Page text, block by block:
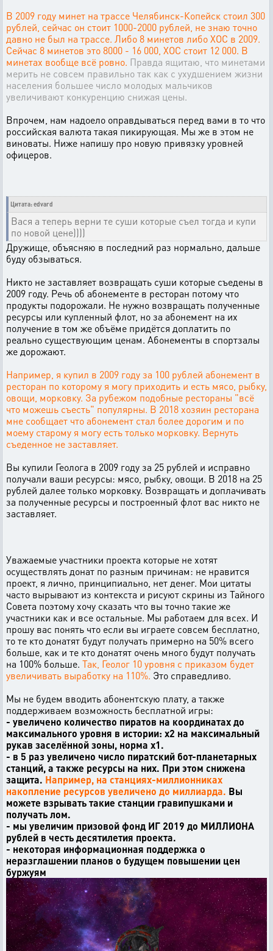
В 2009 году минет на трассе Челябинск-Копейск стоил 300
рублей, сейчас он стоит 1000-2000 рублей, не знаю точно
давно не был на трассе. Либо 8 минетов либо ХОС в 2009.
Сейчас 8 минетов это 8000 - 16 000, ХОС стоит 12 000. В
минетах вообще всё ровно. Правда ящитаю, что минетами
мерить не совсем правильно так как с ухудшением жизни
населения большее число молодых мальчиков
увеличивают конкуренцию снижая цены.
Впрочем, нам надоело оправдываться перед вами в то что
российская валюта такая пикирующая. Мы же в этом не
виноваты. Ниже напишу про новую привязку уровней
офицеров.
Цитата: edvard
Вася а теперь верни те суши которые съел тогда и купи
по новой цене))))
Дружище, объясняю в последний раз нормально, дальше
буду обзываться.
Никто не заставляет возвращать суши которые съедены в
2009 году. Речь об абонементе в ресторан потому что
продукты подорожали. Не нужно возвращать полученные
ресурсы или купленный флот, но за абонемент на их
получение в том же объёме придётся доплатить по
реально существующим ценам. Абонементы в спортзалы
же дорожают.
Например, я купил в 2009 году за 100 рублей абонемент в
ресторан по которому я могу приходить и есть мясо, рыбку,
овощи, морковку. За рубежом подобные рестораны "всё
что можешь съесть" популярны. В 2018 хозяин ресторана
мне сообщает что абонемент стал более дорогим и по
моему старому я могу есть только морковку. Вернуть
съеденное не заставляет.
Вы купили Геолога в 2009 году за 25 рублей и исправно
получали ваши ресурсы: мясо, рыбку, овощи. В 2018 на 25
рублей далее только морковку. Возвращать и доплачивать
за полученные ресурсы и построенный флот вас никто не
заставляет.
Уважаемые участники проекта которые не хотят
осуществлять донат по разным причинам: не нравится
проект, я лично, принципиально, нет денег. Мои цитаты
часто вырывают из контекста и рисуют скрины из Тайного
Совета поэтому хочу сказать что вы точно такие же
участники как и все остальные. Мы работаем для всех. И
прошу вас понять что если вы играете совсем бесплатно,
то те кто донатят будут получать примерно на 50% всего
больше, как и те кто донатят очень много будут получать
на 100% больше. Так, Геолог 10 уровня с приказом будет
увеличивать выработку на 110%. Это справедливо.
Мы не будем вводить абонентскую плату, а также
поддерживаем возможность бесплатной игры:
- увеличено количество пиратов на координатах до
максимального уровня в истории: х2 на максимальный
рукав заселённой зоны, норма х1.
- в 5 раз увеличено число пиратский бот-планетарных
станций, а также ресурсы на них. При этом снижена
защита. Например, на станциях-миллионниках
накопление ресурсов увеличено до миллиарда. Вы
можете взрывать такие станции гравипушками и
получать лом.
- мы увеличим призовой фонд ИГ 2019 до МИЛЛИОНА
рублей в честь десятилетия проекта.
- некоторая информационная поддержка о
неразглашении планов о будущем повышении цен
буржуям